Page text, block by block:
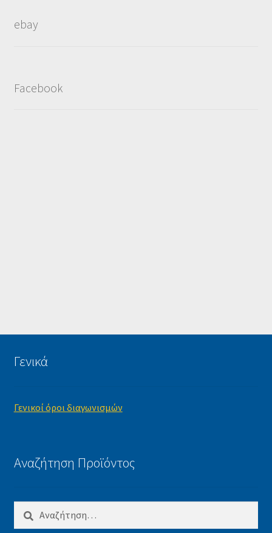
ebay
Facebook
Γενικά
Γενικοί όροι διαγωνισμών
Αναζήτηση Προϊόντος
για: